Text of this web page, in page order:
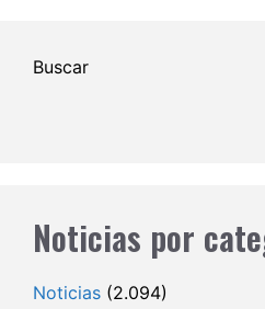
Buscar
Noticias por
Noticias (2.094)